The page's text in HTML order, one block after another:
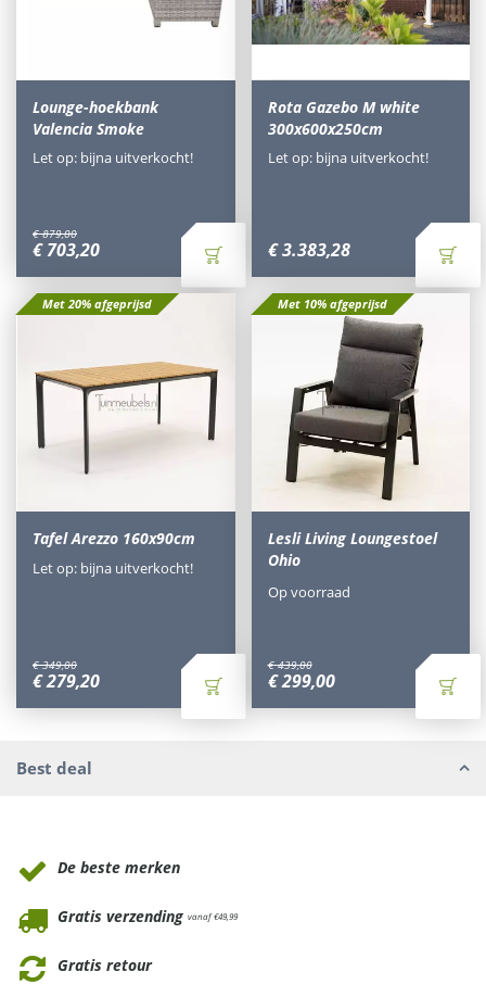
Lounge-hoekbank
Valencia Smoke
€ 879,00
€ 703,20
Let op: bijna uitverkocht!
Rota Gazebo M white
300x600x250cm
€ 3.383,28
Let op: bijna uitverkocht!
Met 20% afgeprijsd
Tafel Arezzo 160x90cm
€ 349,00
€279,20
Let op: bijna uitverkocht!
Met 10% afgeprijsd
Lesli Living Loungestoel
Ohio
€ 439,00
€299,00
Op voorraad
Best deal
De beste merken
Gratis verzending vanaf €49,99
Gratis retour